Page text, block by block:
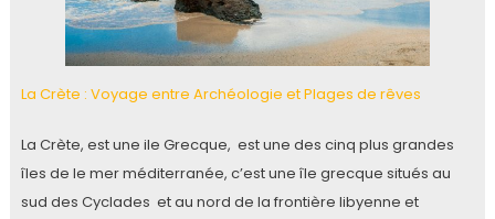
La Crète : Voyage entre Archéologie et Plages de rêves
La Crète, est une ile Grecque, est une des cinq plus grandes
îles de le mer méditerranée, c’est une île grecque situés au
sud des Cyclades et au nord de la frontière libyenne et